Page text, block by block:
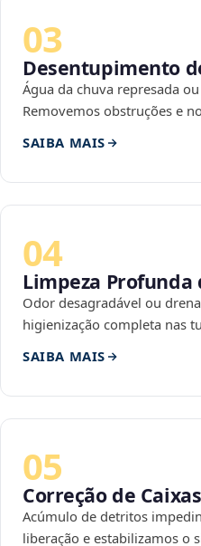
03
Desentupimento
Água da chuva represada
Removemos obstruções e
SAIBA MAIS
04
Limpeza Profunda
Odor desagradável ou
higienização completa nas
SAIBA MAIS
05
Correção de
Acúmulo de detritos
liberação e estabilizamos o